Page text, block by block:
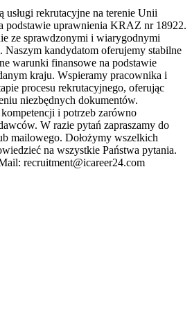
usługi rekrutacyjne na terenie Unii
podstawie uprawnienia KRAZ nr 18922.
ze sprawdzonymi i wiarygodnymi
Naszym kandydatom oferujemy stabilne
warunki finansowe na podstawie
kraju. Wspieramy pracownika i
procesu rekrutacyjnego, oferując
niezbędnych dokumentów.
i potrzeb zarówno
W razie pytań zapraszamy do
mailowego. Dołożymy wszelkich
na wszystkie Państwa pytania.
recruitment@icareer24.com